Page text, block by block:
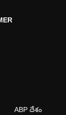
ABP దేశం